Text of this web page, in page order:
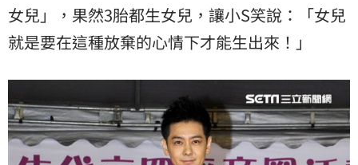
女兒」，果然3胎都生女兒，讓小S笑說：「女兒
就是要在這種放棄的心情下才能生出來！」